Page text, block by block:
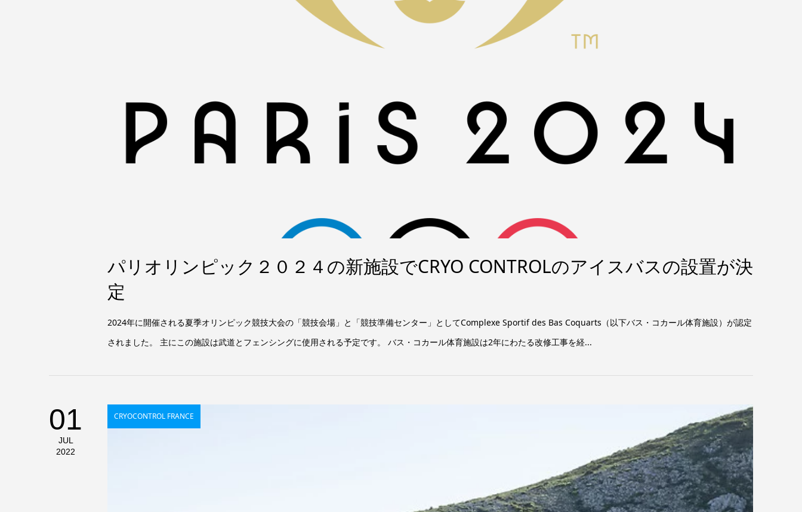
パリオリンピック２０２４の新施設でCRYO CONTROLのアイスバスの設置が決
定
2024年に開催される夏季オリンピック競技大会の「競技会場」と「競技準備センター」としてComplexe Sportif des Bas Coquarts（以下バス・コカール体育施設）が認定
されました。 主にこの施設は武道とフェンシングに使用される予定です。 バス・コカール体育施設は2年にわたる改修工事を経...
01
JUL
2022
CRYOCONTROL FRANCE